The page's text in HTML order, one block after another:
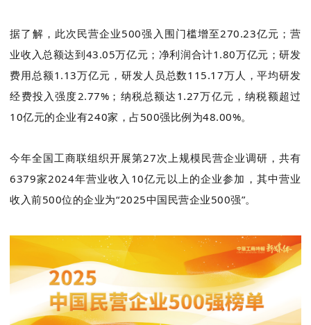
据了解，此次民营企业500强入围门槛增至270.23亿元；营
业收入总额达到43.05万亿元；净利润合计1.80万亿元；研发
费用总额1.13万亿元，研发人员总数115.17万人，平均研发
经费投入强度2.77% ；纳税总额达 1.27万亿元，纳税额超过
10亿元的企业有240家，占500强比例为48.00%。
今年全国工商联组织开展第27次上规模民营企业调研，共有
6379家2024年营业收入 10亿元以上的企业参加，其中营业
收入前500位的企业为“2025中国民营企业500强”。